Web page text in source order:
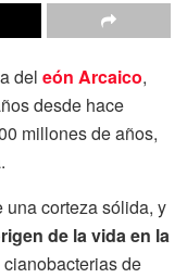
del eón Arcaico,
desde hace
millones de años,
corteza sólida, y
de la vida en la
de